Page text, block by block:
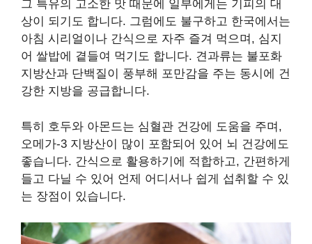
그 특유의 고소한 맛 때문에 일부에게는 기피의 대
상이 되기도 합니다. 그럼에도 불구하고 한국에서는
아침 시리얼이나 간식으로 자주 즐겨 먹으며, 심지
어 쌀밥에 곁들여 먹기도 합니다. 견과류는 불포화
지방산과 단백질이 풍부해 포만감을 주는 동시에 건
강한 지방을 공급합니다.
특히 호두와 아몬드는 심혈관 건강에 도움을 주며,
오메가-3 지방산이 많이 포함되어 있어 뇌 건강에도
좋습니다. 간식으로 활용하기에 적합하고, 간편하게
들고 다닐 수 있어 언제 어디서나 쉽게 섭취할 수 있
는 장점이 있습니다.